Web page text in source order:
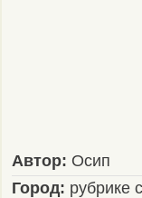
Автор: Осип
Город: рубрике